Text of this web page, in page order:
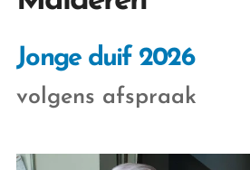
Jonge duif 2026
volgens afspraak